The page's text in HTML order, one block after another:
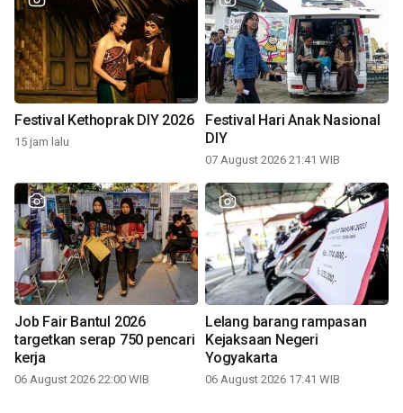
Festival Kethoprak DIY 2026
15 jam lalu
Festival Hari Anak Nasional
DIY
07 August 2026 21:41 WIB
Job Fair Bantul 2026
targetkan serap 750 pencari
kerja
06 August 2026 22:00 WIB
Lelang barang rampasan
Kejaksaan Negeri
Yogyakarta
06 August 2026 17:41 WIB